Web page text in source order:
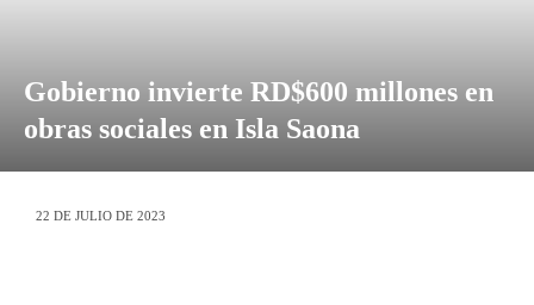
Gobierno invierte RD$600 millones en
obras sociales en Isla Saona
22 DE JULIO DE 2023